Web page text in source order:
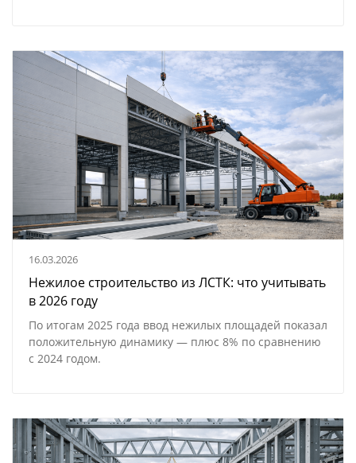
16.03.2026
Нежилое строительство из ЛСТК: что учитывать
в 2026 году
По итогам 2025 года ввод нежилых площадей показал
положительную динамику — плюс 8% по сравнению
с 2024 годом.